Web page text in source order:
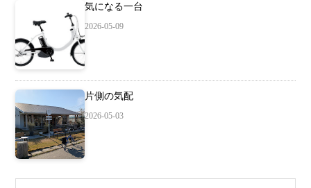
気になる一台
2026-05-09
片側の気配
2026-05-03